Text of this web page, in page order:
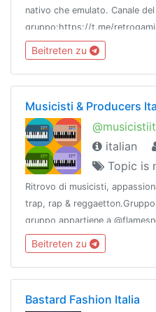
nativo che emulato. Canale del
gruppo:https://t.me/
rom:https://t.me/joinchat/
gruppo appartiene a
Beitreten zu
Musicisti & Producers
italian
Topic is
Ritrovo di musicisti,
trap, rap &
gruppo appartiene a
Beitreten zu
Bastard Fashion Italia